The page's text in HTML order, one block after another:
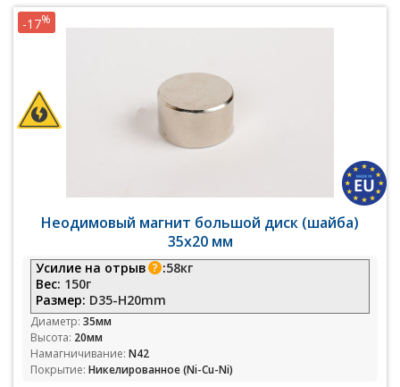
Неодимовый магнит большой диск (шайба)
35х20 мм
Усилие на отрыв :58кг
Вес: 150г
Размер: D35-H20mm
Диаметр: 35мм
Высота: 20мм
Намагничивание: N42
Покрытие: Никелированное (Ni-Cu-Ni)
-17%